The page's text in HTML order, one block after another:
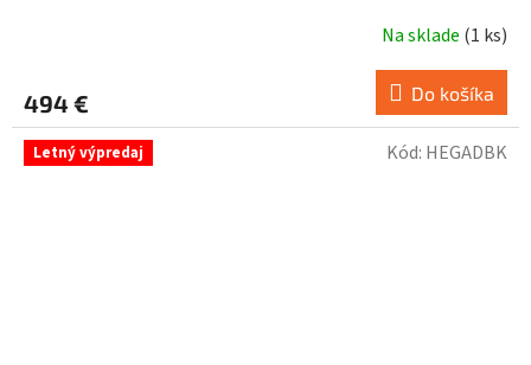
Na sklade (1 ks)
494 € Do košíka
Letný výpredaj Kód: HEGADBK